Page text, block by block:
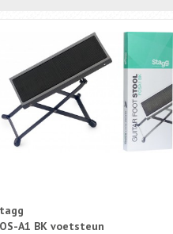
A1 BK voetsteun